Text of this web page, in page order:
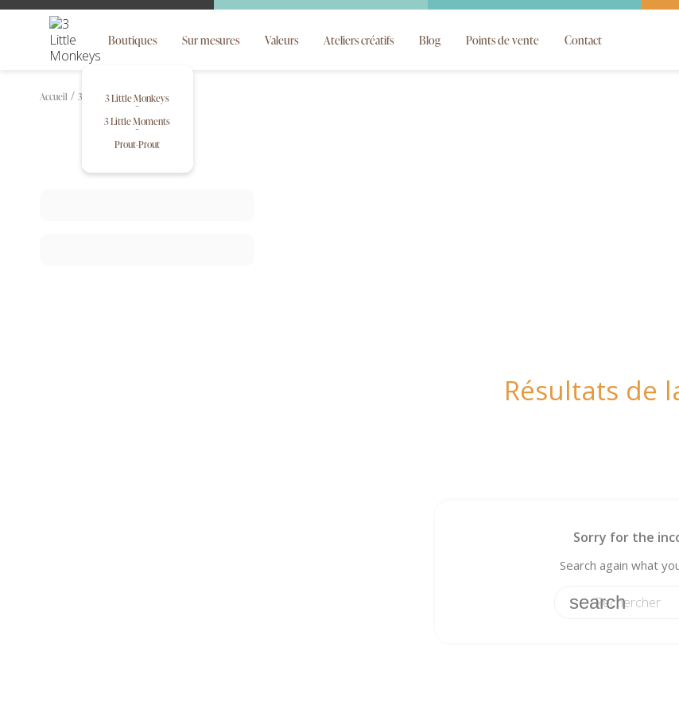
Boutiques
3 Little Monkeys
3 Little Moments
Prout-Prout
Sur mesures Valeurs Ateliers créatifs Blog Points de vente Contact
Accueil 3 Little Monkeys Bavoirs
Résultats de
Sorry for the
Search again what
search